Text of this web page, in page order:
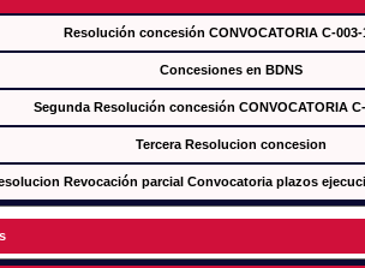
Resolución concesión CONVOCATORIA C-003-
Concesiones en BDNS
Segunda Resolución concesión CONVOCATORIA
Tercera Resolucion concesion
Revocación parcial Convocatoria plazos